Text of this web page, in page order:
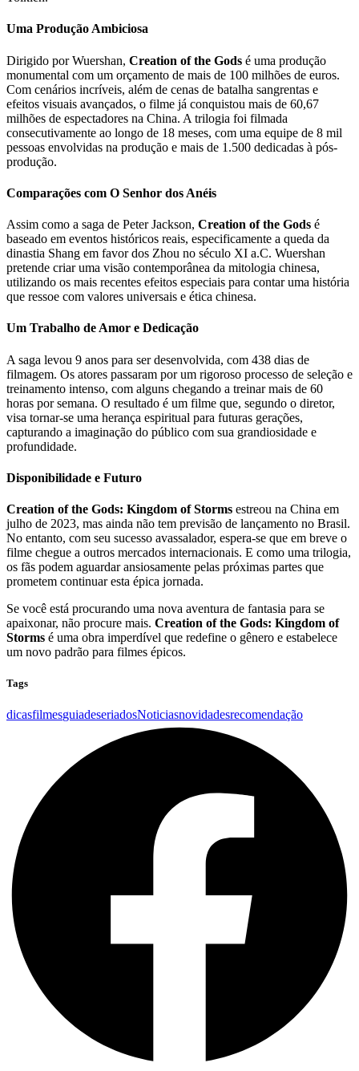
Uma Produção Ambiciosa
Dirigido por Wuershan, Creation of the Gods é uma produção
monumental com um orçamento de mais de 100 milhões de euros.
Com cenários incríveis, além de cenas de batalha sangrentas e
efeitos visuais avançados, o filme já conquistou mais de 60,67
milhões de espectadores na China. A trilogia foi filmada
consecutivamente ao longo de 18 meses, com uma equipe de 8 mil
pessoas envolvidas na produção e mais de 1.500 dedicadas à pós-
produção.
Comparações com O Senhor dos Anéis
Assim como a saga de Peter Jackson, Creation of the Gods é
baseado em eventos históricos reais, especificamente a queda da
dinastia Shang em favor dos Zhou no século XI a.C. Wuershan
pretende criar uma visão contemporânea da mitologia chinesa,
utilizando os mais recentes efeitos especiais para contar uma história
que ressoe com valores universais e ética chinesa.
Um Trabalho de Amor e Dedicação
A saga levou 9 anos para ser desenvolvida, com 438 dias de
filmagem. Os atores passaram por um rigoroso processo de seleção e
treinamento intenso, com alguns chegando a treinar mais de 60
horas por semana. O resultado é um filme que, segundo o diretor,
visa tornar-se uma herança espiritual para futuras gerações,
capturando a imaginação do público com sua grandiosidade e
profundidade.
Disponibilidade e Futuro
Creation of the Gods: Kingdom of Storms estreou na China em
julho de 2023, mas ainda não tem previsão de lançamento no Brasil.
No entanto, com seu sucesso avassalador, espera-se que em breve o
filme chegue a outros mercados internacionais. E como uma trilogia,
os fãs podem aguardar ansiosamente pelas próximas partes que
prometem continuar esta épica jornada.
Se você está procurando uma nova aventura de fantasia para se
apaixonar, não procure mais. Creation of the Gods: Kingdom of
Storms é uma obra imperdível que redefine o gênero e estabelece
um novo padrão para filmes épicos.
Tags
dicasfilmesguiadeseriadosNoticiasnovidadesrecomendação